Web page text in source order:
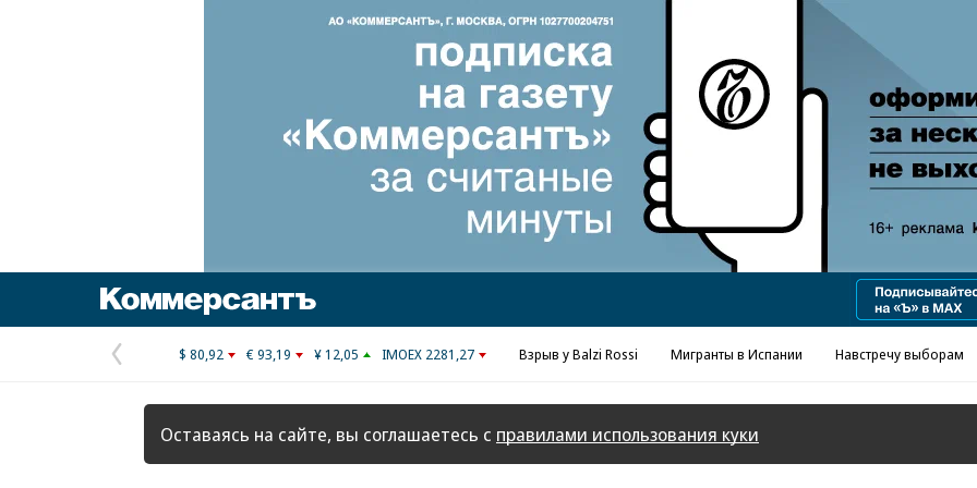
Реклама в «Ъ» www.kommersant.ru/ad
Предыдущая
страница
$ 80,92 € 93,19 ¥ 12,05 IMOEX 2281,27 Взрыв у Balzi Rossi Мигранты в Испании Навстречу выборам
Оставаясь на сайте, вы соглашаетесь с правилами использования куки